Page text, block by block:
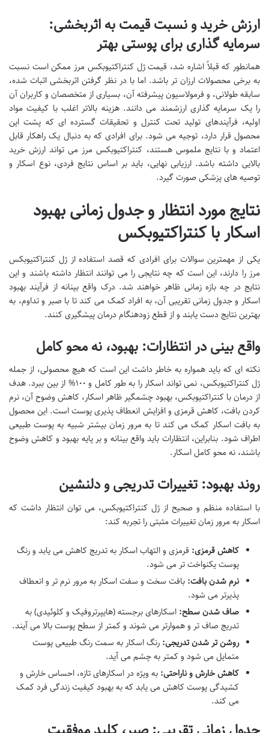
ارزش خرید و نسبت قیمت به اثربخشی:
سرمایه گذاری برای پوستی بهتر
همانطور که قبلاً اشاره شد، قیمت ژل کنتراکتیوبکس مرز ممکن است نسبت
به برخی محصولات ارزان تر باشد. اما با در نظر گرفتن اثربخشی اثبات شده،
سابقه طولانی، و فرمولاسیون پیشرفته آن، بسیاری از متخصصان و کاربران آن
را یک سرمایه گذاری ارزشمند می دانند. هزینه بالاتر اغلب با کیفیت مواد
اولیه، فرآیندهای تولید تحت کنترل و تحقیقات گسترده ای که پشت این
محصول قرار دارد، توجیه می شود. برای افرادی که به دنبال یک راهکار قابل
اعتماد و با نتایج ملموس هستند، کنتراکتیوبکس مرز می تواند ارزش خرید
بالایی داشته باشد. ارزیابی نهایی، باید بر اساس نتایج فردی، نوع اسکار و
توصیه های پزشکی صورت گیرد.
نتایج مورد انتظار و جدول زمانی بهبود
اسکار با کنتراکتیوبکس
یکی از مهمترین سوالات برای افرادی که قصد استفاده از ژل کنتراکتیوبکس
مرز را دارند، این است که چه نتایجی را می توانند انتظار داشته باشند و این
نتایج در چه بازه زمانی ظاهر خواهند شد. درک واقع بینانه از فرآیند بهبود
اسکار و جدول زمانی تقریبی آن، به افراد کمک می کند تا با صبر و تداوم، به
بهترین نتایج دست یابند و از قطع زودهنگام درمان پیشگیری کنند.
واقع بینی در انتظارات: بهبود، نه محو کامل
نکته ای که باید همواره به خاطر داشت این است که هیچ محصولی، از جمله
ژل کنتراکتیوبکس، نمی تواند اسکار را به طور کامل و ۱۰۰% از بین ببرد. هدف
از درمان با کنتراکتیوبکس، بهبود چشمگیر ظاهر اسکار، کاهش وضوح آن، نرم
کردن بافت، کاهش قرمزی و افزایش انعطاف پذیری پوست است. این محصول
به بافت اسکار کمک می کند تا به مرور زمان بیشتر شبیه به پوست طبیعی
اطراف شود. بنابراین، انتظارات باید واقع بینانه و بر پایه بهبود و کاهش وضوح
باشند، نه محو کامل اسکار.
روند بهبود: تغییرات تدریجی و دلنشین
با استفاده منظم و صحیح از ژل کنتراکتیوبکس، می توان انتظار داشت که
اسکار به مرور زمان تغییرات مثبتی را تجربه کند:
کاهش قرمزی: قرمزی و التهاب اسکار به تدریج کاهش می یابد و رنگ
پوست یکنواخت تر می شود.
نرم شدن بافت: بافت سخت و سفت اسکار به مرور نرم تر و انعطاف
پذیرتر می شود.
صاف شدن سطح: اسکارهای برجسته (هایپرتروفیک و کلوئیدی) به
تدریج صاف تر و هموارتر می شوند و کمتر از سطح پوست بالا می آیند.
روشن تر شدن تدریجی: رنگ اسکار به سمت رنگ طبیعی پوست
متمایل می شود و کمتر به چشم می آید.
کاهش خارش و ناراحتی: به ویژه در اسکارهای تازه، احساس خارش و
کشیدگی پوست کاهش می یابد که به بهبود کیفیت زندگی فرد کمک
می کند.